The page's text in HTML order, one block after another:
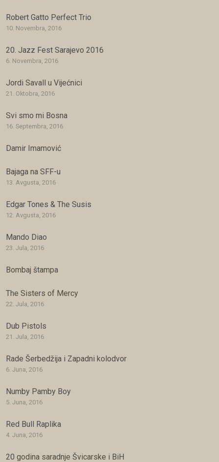
Robert Gatto Perfect Trio
10. Novembra, 2016
20. Jazz Fest Sarajevo 2016
6. Novembra, 2016
Jordi Savall u Vijećnici
21. Oktobra, 2016
Svi smo mi Bosna
16. Septembra, 2016
Damir Imamović
Bajaga na SFF-u
13. Avgusta, 2016
Edgar Tones & The Susis
12. Avgusta, 2016
Mando Diao
23. Jula, 2016
Bombaj štampa
The Sisters of Mercy
22. Jula, 2016
Dub Pistols
21. Jula, 2016
Rade Šerbedžija i Zapadni kolodvor
6. Juna, 2016
Numby Pamby Boy
5. Juna, 2016
Red Bull Raplika
4. Juna, 2016
20 godina saradnje Švicarske i BiH